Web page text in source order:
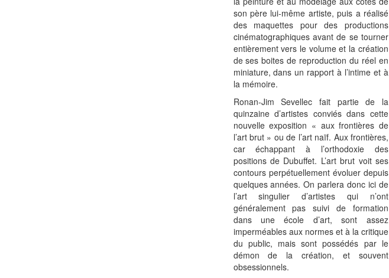
son père lui-même artiste, puis a réalisé
des maquettes pour des productions
cinématographiques avant de se tourner
entièrement vers le volume et la création
de ses boites de reproduction du réel en
miniature, dans un rapport à l’intime et à
la mémoire.
Ronan-Jim Sevellec fait partie de la
quinzaine d’artistes conviés dans cette
nouvelle exposition « aux frontières de
l’art brut » ou de l’art naïf. Aux frontières,
car échappant à l’orthodoxie des
positions de Dubuffet. L’art brut voit ses
contours perpétuellement évoluer depuis
quelques années. On parlera donc ici de
l’art singulier d’artistes qui n’ont
généralement pas suivi de formation
dans une école d’art, sont assez
imperméables aux normes et à la critique
du public, mais sont possédés par le
démon de la création, et souvent
obsessionnels.